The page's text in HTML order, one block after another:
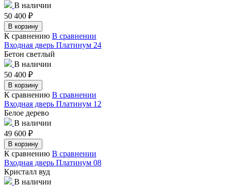
В наличии
50 400 ₽
В корзину
К сравнению В сравнении
Входная дверь Платинум 24
Бетон светлый
В наличии
50 400 ₽
В корзину
К сравнению В сравнении
Входная дверь Платинум 12
Белое дерево
В наличии
49 600 ₽
В корзину
К сравнению В сравнении
Входная дверь Платинум 08
Кристалл вуд
В наличии